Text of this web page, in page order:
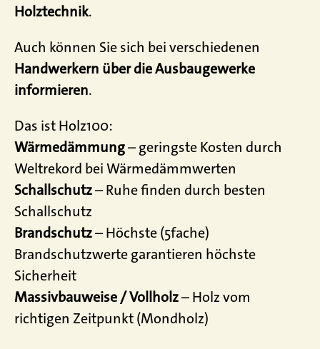
Holztechnik.
Auch können Sie sich bei verschiedenen
Handwerkern über die Ausbaugewerke
informieren.
Das ist Holz100:
Wärmedämmung– geringste Kosten durch
Weltrekord bei Wärmedämmwerten
Schallschutz– Ruhe finden durch besten
Schallschutz
Brandschutz– Höchste (5fache)
Brandschutzwerte garantieren höchste
Sicherheit
Massivbauweise / Vollholz– Holz vom
richtigen Zeitpunkt (Mondholz)